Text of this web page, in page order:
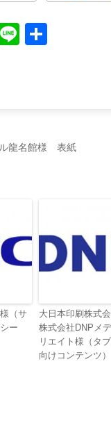
Line
龍名館様 表紙
（サ
ー
大日本印刷株式
株式会社DNPメ
リエイト様（タ
向けコンテンツ）